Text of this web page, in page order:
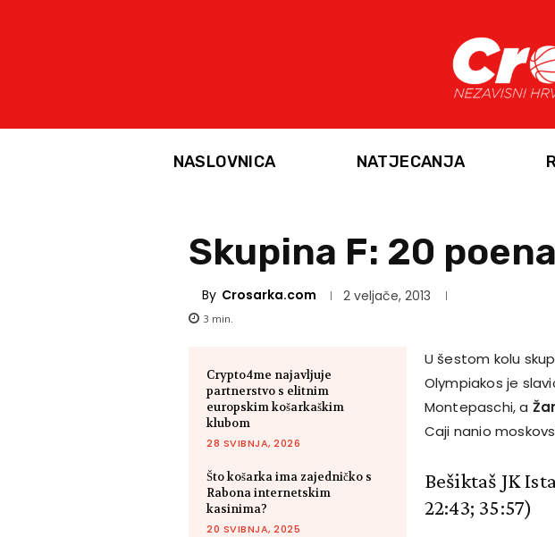
NASLOVNICA NATJECANJA
Skupina F: 20
By Crosarka.com 2 veljače, 2013
3 min.
Crypto4me najavljuje
partnerstvo s elitnim
europskim košarkaškim
klubom
28 SVIBNJA, 2026
Što košarka ima zajedničko s
Rabona internetskim
kasinima?
20 SVIBNJA, 2025
U šestom kolu
Olympiakos je
Montepaschi, a
Caji nanio
Bešiktaš JK
22:43; 35:57)